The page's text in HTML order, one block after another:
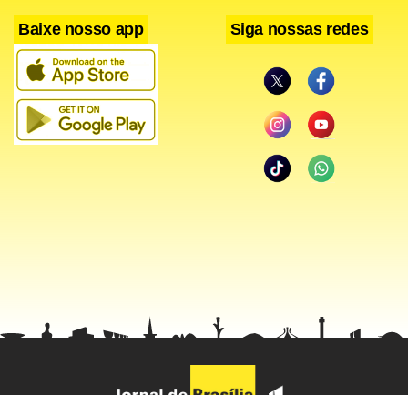
Segundo o diretor, a solução da exposição foi o
empréstimo. “Se esse volume de recursos não for
suficiente, vamos buscar uma complementação para cobrir
isso”, disse.
ocorrer em junho.
Baixe nosso app Siga nossas redes